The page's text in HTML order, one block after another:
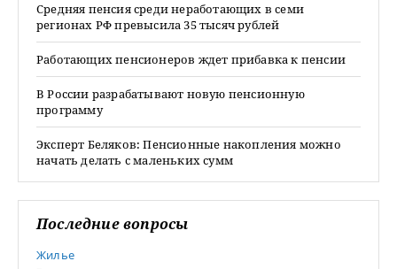
Средняя пенсия среди неработающих в семи
регионах РФ превысила 35 тысяч рублей
Работающих пенсионеров ждет прибавка к пенсии
В России разрабатывают новую пенсионную
программу
Эксперт Беляков: Пенсионные накопления можно
начать делать с маленьких сумм
Последние вопросы
Жилье